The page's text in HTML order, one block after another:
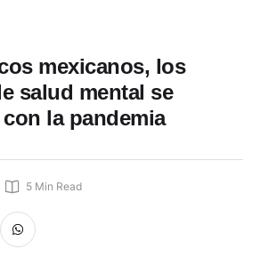
mexicanos, los
salud mental se